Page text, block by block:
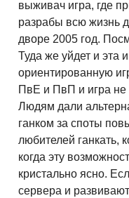
выживач игра, где
разрабы всю жизнь
дворе 2005 год.
Туда же уйдет и эта
ориентированную
ПвЕ и ПвП и игра
Людям дали
ганком за споты
любителей ганкать,
когда эту
кристально ясно.
сервера и развивают